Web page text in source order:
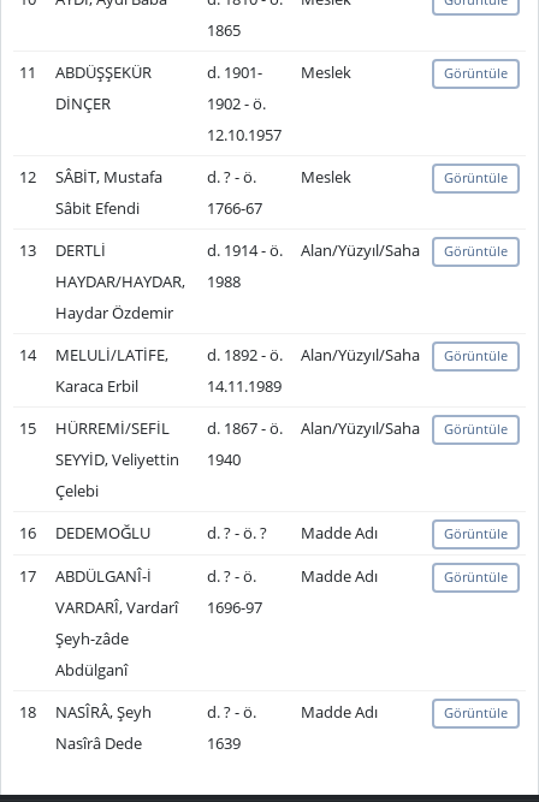
1865
11
ABDÜŞŞEKÜR
DİNÇER
d. 1901-
1902 - ö.
12.10.1957
Meslek Görüntüle
12
SÂBİT, Mustafa
Sâbit Efendi
d. ? - ö.
1766-67
Meslek Görüntüle
13
DERTLİ
HAYDAR/HAYDAR,
Haydar Özdemir
d. 1914 - ö.
1988
Alan/Yüzyıl/Saha Görüntüle
14
MELULİ/LATİFE,
Karaca Erbil
d. 1892 - ö.
14.11.1989
Alan/Yüzyıl/Saha Görüntüle
15
HÜRREMİ/SEFİL
SEYYİD, Veliyettin
Çelebi
d. 1867 - ö.
1940
Alan/Yüzyıl/Saha Görüntüle
16 DEDEMOĞLU d. ? - ö. ? Madde Adı Görüntüle
17
ABDÜLGANÎ-İ
VARDARÎ, Vardarî
Şeyh-zâde
Abdülganî
d. ? - ö.
1696-97
Madde Adı Görüntüle
18
NASÎRÂ, Şeyh
Nasîrâ Dede
d. ? - ö.
1639
Madde Adı Görüntüle